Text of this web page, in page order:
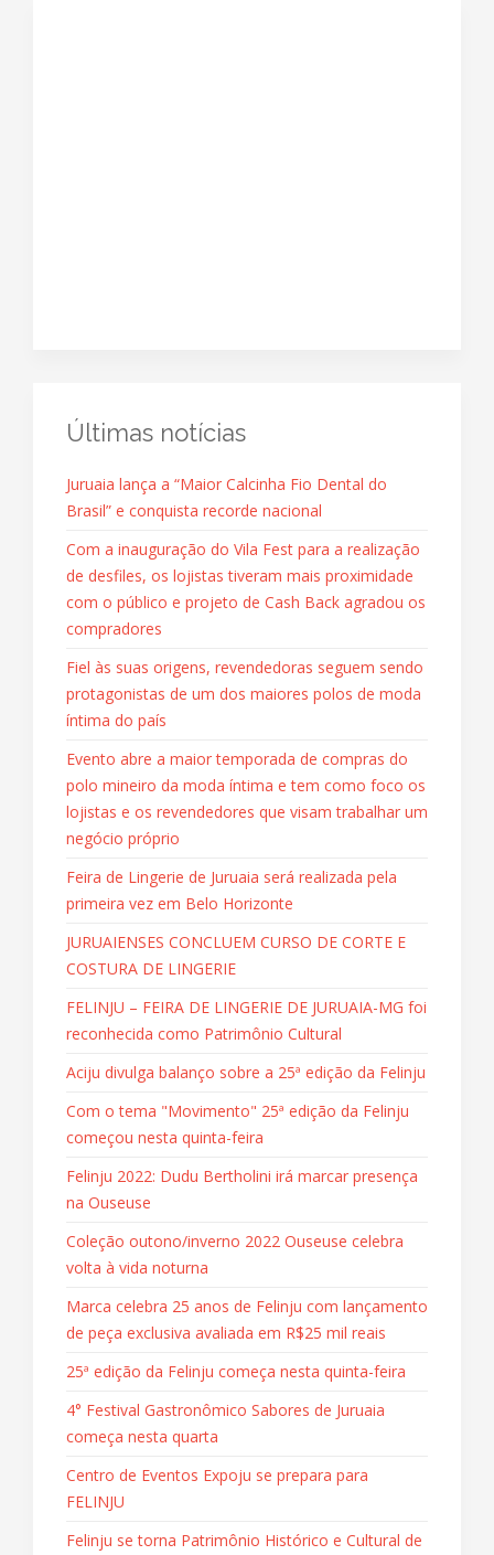
Últimas notícias
Juruaia lança a “Maior Calcinha Fio Dental do
Brasil” e conquista recorde nacional
Com a inauguração do Vila Fest para a realização
de desfiles, os lojistas tiveram mais proximidade
com o público e projeto de Cash Back agradou os
compradores
Fiel às suas origens, revendedoras seguem sendo
protagonistas de um dos maiores polos de moda
íntima do país
Evento abre a maior temporada de compras do
polo mineiro da moda íntima e tem como foco os
lojistas e os revendedores que visam trabalhar um
negócio próprio
Feira de Lingerie de Juruaia será realizada pela
primeira vez em Belo Horizonte
JURUAIENSES CONCLUEM CURSO DE CORTE E
COSTURA DE LINGERIE
FELINJU – FEIRA DE LINGERIE DE JURUAIA-MG foi
reconhecida como Patrimônio Cultural
Aciju divulga balanço sobre a 25ª edição da Felinju
Com o tema "Movimento" 25ª edição da Felinju
começou nesta quinta-feira
Felinju 2022: Dudu Bertholini irá marcar presença
na Ouseuse
Coleção outono/inverno 2022 Ouseuse celebra
volta à vida noturna
Marca celebra 25 anos de Felinju com lançamento
de peça exclusiva avaliada em R$25 mil reais
25ª edição da Felinju começa nesta quinta-feira
4° Festival Gastronômico Sabores de Juruaia
começa nesta quarta
Centro de Eventos Expoju se prepara para
FELINJU
Felinju se torna Patrimônio Histórico e Cultural de